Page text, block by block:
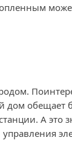
дом
А это